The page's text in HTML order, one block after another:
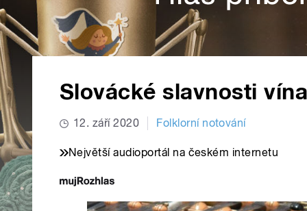
Slovácké slavnosti
12. září 2020 Folklorní notování
Největší audioportál na českém internetu